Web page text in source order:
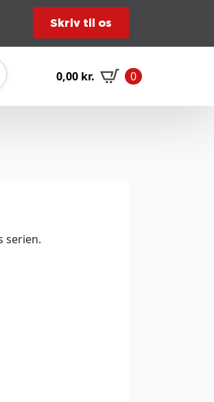
Skriv til os
0,00 kr. 0
serien.